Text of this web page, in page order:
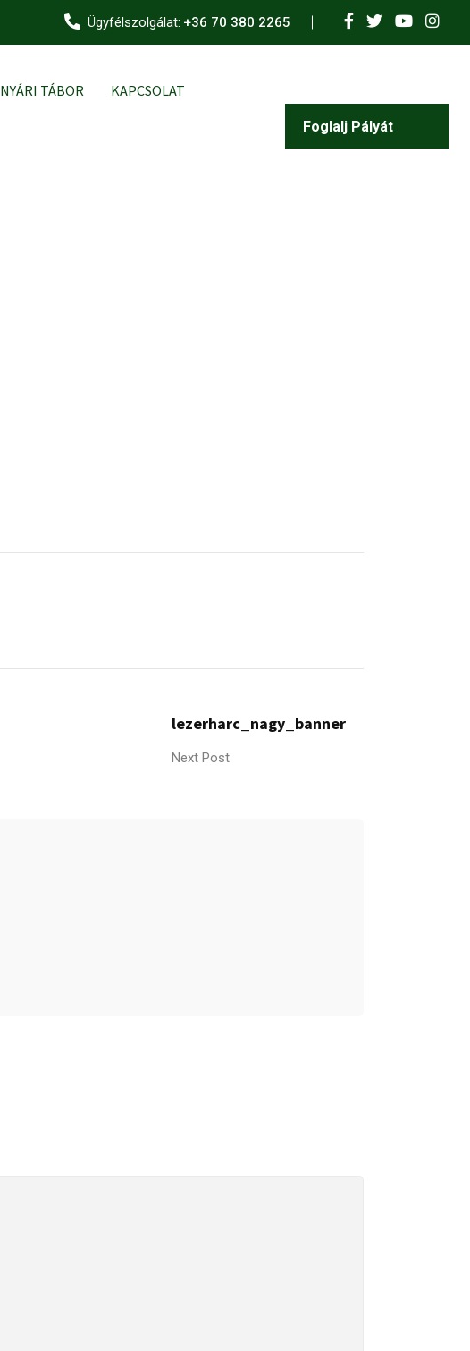
Ügyfélszolgálat: +36 70 380 2265
NYÁRI TÁBOR KAPCSOLAT
Foglalj Pályát
lezerharc_nagy_banner
Next Post